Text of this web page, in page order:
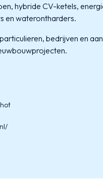
hybride CV-ketels,
en waterontharders.
bedrijven en